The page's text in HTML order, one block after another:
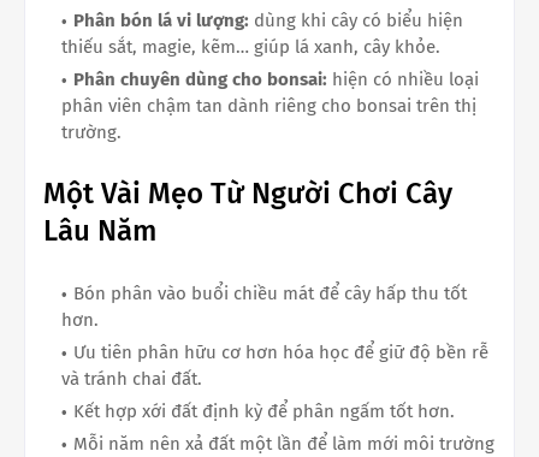
Phân bón lá vi lượng: dùng khi cây có biểu hiện
thiếu sắt, magie, kẽm… giúp lá xanh, cây khỏe.
Phân chuyên dùng cho bonsai: hiện có nhiều loại
phân viên chậm tan dành riêng cho bonsai trên thị
trường.
Một Vài Mẹo Từ Người Chơi Cây
Lâu Năm
Bón phân vào buổi chiều mát để cây hấp thu tốt
hơn.
Ưu tiên phân hữu cơ hơn hóa học để giữ độ bền rễ
và tránh chai đất.
Kết hợp xới đất định kỳ để phân ngấm tốt hơn.
Mỗi năm nên xả đất một lần để làm mới môi trường